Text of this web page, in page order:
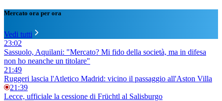
Mercato ora per ora
Vedi tutti
23:02
Sassuolo, Aquilani: "Mercato? Mi fido della società, ma in difesa
non ho neanche un titolare"
21:49
Ruggeri lascia l'Atletico Madrid: vicino il passaggio all'Aston Villa
21:39
Lecce, ufficiale la cessione di Früchtl al Salisburgo